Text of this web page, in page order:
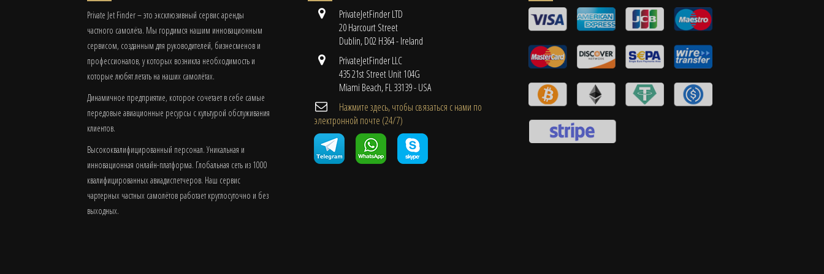
Private Jet Finder – это эксклюзивный сервис аренды
частного самолёта. Мы гордимся нашим инновационным
сервисом, созданным для руководителей, бизнесменов и
профессионалов, у которых возникла необходимость и
которые любят летать на наших самолётах.
Динамичное предприятие, которое сочетает в себе самые
передовые авиационные ресурсы с культурой обслуживания
клиентов.
Высококвалифицированный персонал. Уникальная и
инновационная онлайн-платформа. Глобальная сеть из 1000
квалифицированных авиадиспетчеров. Наш сервис
чартерных частных самолётов работает круглосуточно и без
выходных.
PrivateJetFinder LTD
20 Harcourt Street
Dublin, D02 H364 - Ireland
PrivateJetFinder LLC
435 21st Street Unit 104G
Miami Beach, FL 33139 - USA
Нажмите здесь, чтобы связаться с нами по
электронной почте (24/7)